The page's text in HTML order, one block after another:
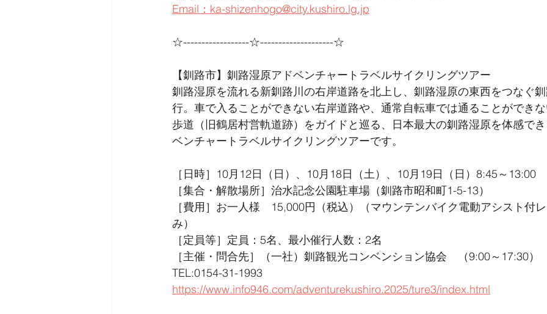
Email：ka-shizenhogo@city.kushiro.lg.jp
☆------------------☆--------------------☆
【釧路市】釧路湿原アドベンチャートラベルサイクリングツアー
釧路湿原を流れる新釧路川の右岸道路を北上し、釧路湿原の東西をつなぐ
行。車で入ることができない右岸道路や、通常自転車では通ることができ
歩道（旧鶴居村営軌道跡）をガイドと巡る、日本最大の釧路湿原を体感で
ベンチャートラベルサイクリングツアーです。
［日時］10月12日（日）、10月18日（土）、10月19日（日）8:45～13:00
［集合・解散場所］治水記念公園駐車場（釧路市昭和町1-5-13）
［費用］お一人様　15,000円（税込）（マウンテンバイク電動アシスト付
み）
［定員等］定員：5名、最小催行人数：2名
［主催・問合先］（一社）釧路観光コンベンション協会　（9:00～17:30）
TEL:0154-31-1993
https://www.info946.com/adventurekushiro.2025/ture3/index.html